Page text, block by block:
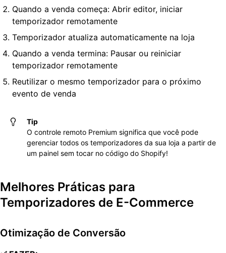
Quando a venda começa: Abrir editor, iniciar
temporizador remotamente
Temporizador atualiza automaticamente na loja
Quando a venda termina: Pausar ou reiniciar
temporizador remotamente
Reutilizar o mesmo temporizador para o próximo
evento de venda
Tip
O controle remoto Premium significa que você pode
gerenciar todos os temporizadores da sua loja a partir de
um painel sem tocar no código do Shopify!
Melhores Práticas para
Temporizadores de E-Commerce
Otimização de Conversão